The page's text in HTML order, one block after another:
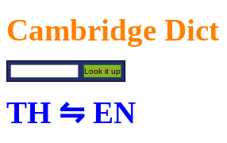
Cambridge Dict
TH ⇋ EN